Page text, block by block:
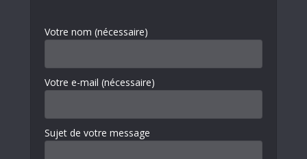
Votre nom (nécessaire)
Votre e-mail (nécessaire)
Sujet de votre message